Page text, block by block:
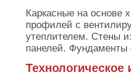
Каркасные на основе
профилей с
утеплителем. Стены
панелей.